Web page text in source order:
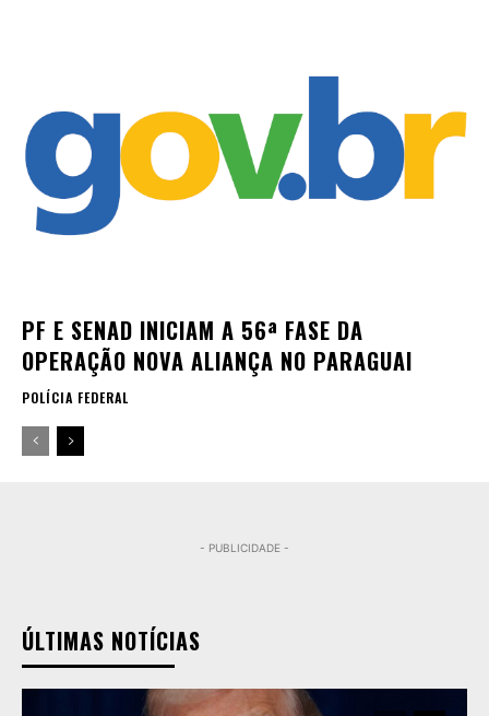
PF E SENAD INICIAM A 56ª FASE DA
OPERAÇÃO NOVA ALIANÇA NO PARAGUAI
POLÍCIA FEDERAL
- PUBLICIDADE -
ÚLTIMAS NOTÍCIAS